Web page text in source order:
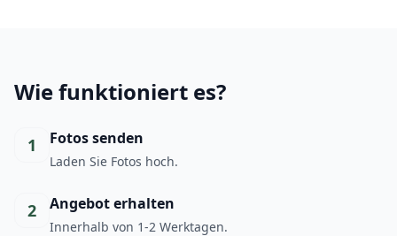
Wie funktioniert es?
1 Fotos senden
Laden Sie Fotos hoch.
2 Angebot erhalten
Innerhalb von 1-2 Werktagen.